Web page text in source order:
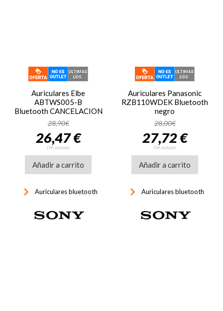
Auriculares Elbe
ABTWS005-B
Bluetooth CANCELACION
RUIDO
28,90€
26,47 €
IVA incluido
Añadir a carrito
keyboard_arrow_right Auriculares bluetooth
Auriculares Panasonic
RZB110WDEK Bluetooth
negro
28,00€
27,72 €
IVA incluido
Añadir a carrito
keyboard_arrow_right Auriculares bluetooth